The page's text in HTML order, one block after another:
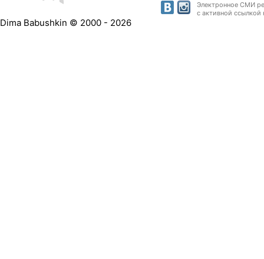
Dima Babushkin © 2000 - 2026
Электронное СМИ
с активной ссылкой